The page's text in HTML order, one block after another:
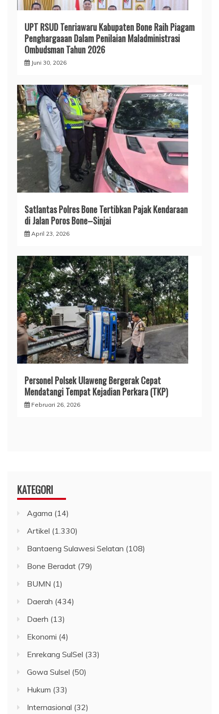
UPT RSUD Tenriawaru Kabupaten Bone Raih Piagam
Penghargaaan Dalam Penilaian Maladministrasi
Ombudsman Tahun 2026
Juni 30, 2026
Satlantas Polres Bone Tertibkan Pajak Kendaraan
di Jalan Poros Bone–Sinjai
April 23, 2026
Personel Polsek Ulaweng Bergerak Cepat
Mendatangi Tempat Kejadian Perkara (TKP)
Februari 26, 2026
KATEGORI
Agama (14)
Artikel (1.330)
Bantaeng Sulawesi Selatan (108)
Bone Beradat (79)
BUMN (1)
Daerah (434)
Daerh (13)
Ekonomi (4)
Enrekang SulSel (33)
Gowa Sulsel (50)
Hukum (33)
Internasional (32)